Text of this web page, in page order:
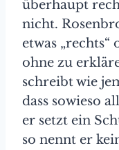
überhaupt
nicht.
etwas „rechts“
ohne zu
schreibt wie
dass sowieso
er setzt ein
so nennt er